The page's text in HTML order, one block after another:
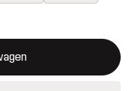
van een